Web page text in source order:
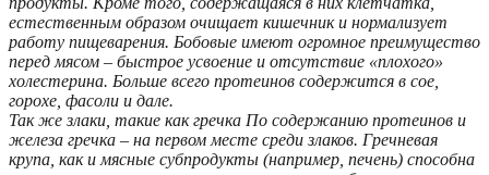
естественным образом очищает кишечник и нормализует
работу пищеварения. Бобовые имеют огромное преимущество
перед мясом – быстрое усвоение и отсутствие «плохого»
холестерина. Больше всего протеинов содержится в сое,
горохе, фасоли и дале.
Так же злаки, такие как гречка По содержанию протеинов и
железа гречка – на первом месте среди злаков. Гречневая
крупа, как и мясные субпродукты (например, печень) способна